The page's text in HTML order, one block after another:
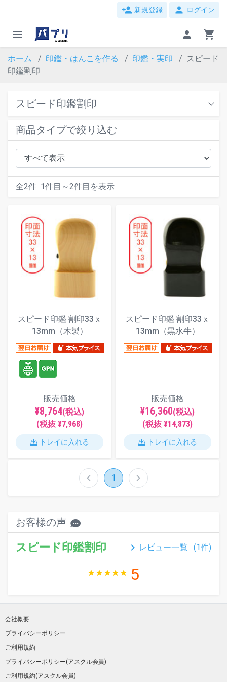
person_add 新規登録 person ログイン
menu person shopping_cart
ホーム 印鑑・はんこを作る 印鑑・実印
スピード
印鑑割印
スピード印鑑割印
商品タイプで絞り込む
全2件 1件目～2件目を表示
スピード印鑑 割印33ｘ
13mm（木製）
販売価格
¥8,764(税込)
(税抜 ¥7,968)
トレイに入れる
スピード印鑑 割印33ｘ
13mm（黒水牛）
販売価格
¥16,360(税込)
(税抜 ¥14,873)
トレイに入れる
chevron_left 1 chevron_right
お客様の声
スピード印鑑割印 keyboard_arrow_right レビュー一覧 (1件)
5
会社概要
プライバシーポリシー
ご利用規約
プライバシーポリシー(アスクル会員)
ご利用規約(アスクル会員)